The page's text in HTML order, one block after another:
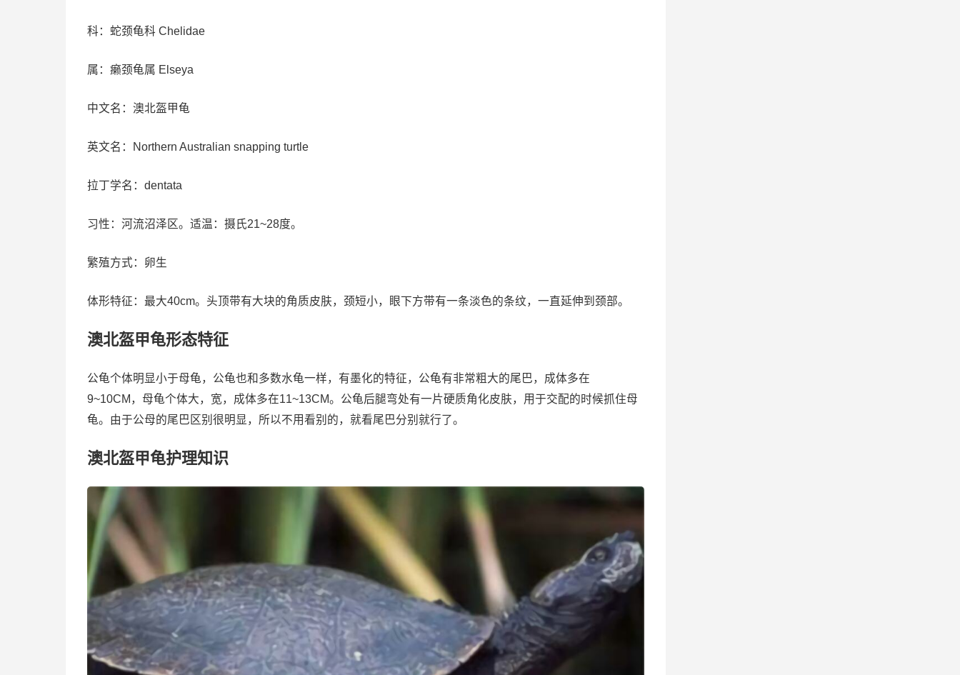
科：蛇颈龟科 Chelidae
属：癞颈龟属 Elseya
中文名：澳北盔甲龟
英文名：Northern Australian snapping turtle
拉丁学名：dentata
习性：河流沼泽区。适温：摄氏21~28度。
繁殖方式：卵生
体形特征：最大40cm。头顶带有大块的角质皮肤，颈短小，眼下方带有一条淡色的条纹，一直延伸到颈部。
澳北盔甲龟形态特征
公龟个体明显小于母龟，公龟也和多数水龟一样，有墨化的特征，公龟有非常粗大的尾巴，成体多在
9~10CM，母龟个体大，宽，成体多在11~13CM。公龟后腿弯处有一片硬质角化皮肤，用于交配的时候抓住母
龟。由于公母的尾巴区别很明显，所以不用看别的，就看尾巴分别就行了。
澳北盔甲龟护理知识